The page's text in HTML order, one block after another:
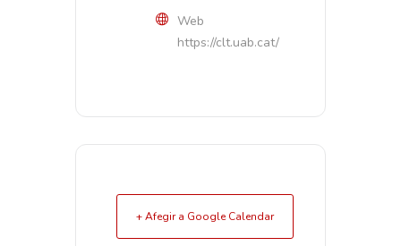
Web
https://clt.uab.cat/
+ Afegir a Google Calendar